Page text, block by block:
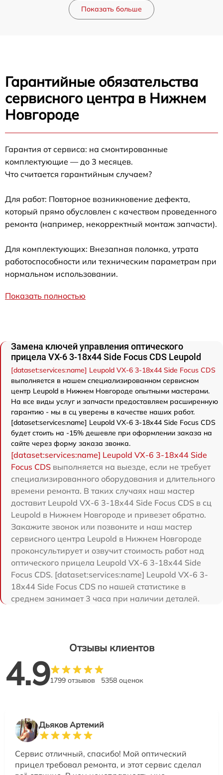
Показать больше
Гарантийные обязательства
сервисного центра в Нижнем
Новгороде
Гарантия от сервиса: на смонтированные
комплектующие — до 3 месяцев.
Что считается гарантийным случаем?
Для работ: Повторное возникновение дефекта,
который прямо обусловлен с качеством проведенного
ремонта (например, некорректный монтаж запчасти).
Для комплектующих: Внезапная поломка, утрата
работоспособности или техническим параметрам при
нормальном использовании.
Показать полностью
Замена ключей управления оптического
прицела VX-6 3-18x44 Side Focus CDS Leupold
[dataset:services:name] Leupold VX-6 3-18x44 Side Focus CDS
выполняется в нашем специализированном сервисном
центр Leupold в Нижнем Новгороде опытными мастерами.
На все виды услуг и запчасти предоставляем расширенную
гарантию - мы в сц уверены в качестве наших работ.
[dataset:services:name] Leupold VX-6 3-18x44 Side Focus CDS
будет стоить на -15% дешевле при оформлении заказа на
сайте через форму заказа звонка.
[dataset:services:name] Leupold VX-6 3-18x44 Side
Focus CDS выполняется на выезде, если не требует
специализированного оборудования и длительного
времени ремонта. В таких случаях наш мастер
доставит Leupold VX-6 3-18x44 Side Focus CDS в сц
Leupold в Нижнем Новгороде и привезет обратно.
Закажите звонок или позвоните и наш мастер
сервисного центра Leupold в Нижнем Новгороде
проконсультирует и озвучит стоимость работ над
оптического прицела Leupold VX-6 3-18x44 Side
Focus CDS. [dataset:services:name] Leupold VX-6 3-
18x44 Side Focus CDS по нашей статистике в
среднем занимает 3 часа при наличии деталей.
Отзывы клиентов
4.91799 отзывов 5358 оценок
Дьяков Артемий
Сервис отличный, спасибо! Мой оптический
прицел требовал ремонта, и этот сервис сделал